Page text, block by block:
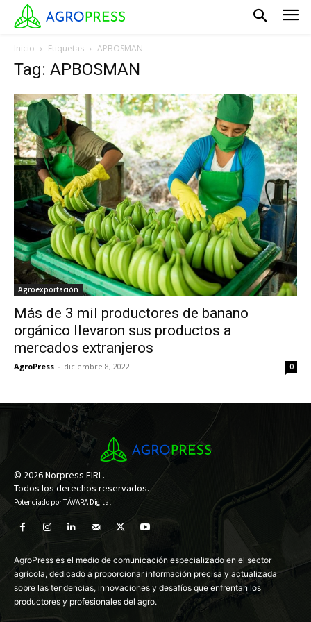
Inicio Etiquetas APBOSMAN
Tag: APBOSMAN
Agroexportación
Más de 3 mil productores de banano
orgánico llevaron sus productos a
mercados extranjeros
AgroPress - diciembre 8, 2022 0
© 2026 Norpress EIRL.
Todos los derechos reservados.
Potenciado porTÁVARA Digital.
AgroPress es el medio de comunicación especializado en el sector
agrícola, dedicado a proporcionar información precisa y actualizada
sobre las tendencias, innovaciones y desafíos que enfrentan los
productores y profesionales del agro.